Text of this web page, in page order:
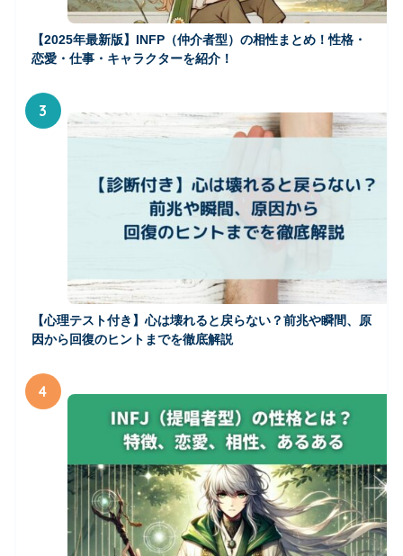
【2025年最新版】INFP（仲介者型）の相性まとめ！性格・
恋愛・仕事・キャラクターを紹介！
3
【心理テスト付き】心は壊れると戻らない？前兆や瞬間、原
因から回復のヒントまでを徹底解説
4